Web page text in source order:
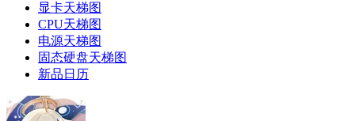
显卡天梯图
CPU天梯图
电源天梯图
固态硬盘天梯图
新品日历